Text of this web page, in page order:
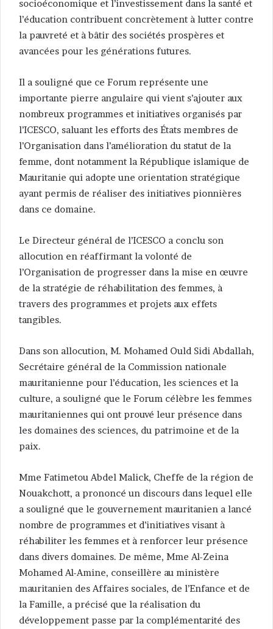
socioéconomique et l’investissement dans la santé et
l’éducation contribuent concrètement à lutter contre
la pauvreté et à bâtir des sociétés prospères et
avancées pour les générations futures.
Il a souligné que ce Forum représente une
importante pierre angulaire qui vient s’ajouter aux
nombreux programmes et initiatives organisés par
l’ICESCO, saluant les efforts des États membres de
l’Organisation dans l’amélioration du statut de la
femme, dont notamment la République islamique de
Mauritanie qui adopte une orientation stratégique
ayant permis de réaliser des initiatives pionnières
dans ce domaine.
Le Directeur général de l’ICESCO a conclu son
allocution en réaffirmant la volonté de
l’Organisation de progresser dans la mise en œuvre
de la stratégie de réhabilitation des femmes, à
travers des programmes et projets aux effets
tangibles.
Dans son allocution, M. Mohamed Ould Sidi Abdallah,
Secrétaire général de la Commission nationale
mauritanienne pour l’éducation, les sciences et la
culture, a souligné que le Forum célèbre les femmes
mauritaniennes qui ont prouvé leur présence dans
les domaines des sciences, du patrimoine et de la
paix.
Mme Fatimetou Abdel Malick, Cheffe de la région de
Nouakchott, a prononcé un discours dans lequel elle
a souligné que le gouvernement mauritanien a lancé
nombre de programmes et d’initiatives visant à
réhabiliter les femmes et à renforcer leur présence
dans divers domaines. De même, Mme Al-Zeina
Mohamed Al-Amine, conseillère au ministère
mauritanien des Affaires sociales, de l’Enfance et de
la Famille, a précisé que la réalisation du
développement passe par la complémentarité des